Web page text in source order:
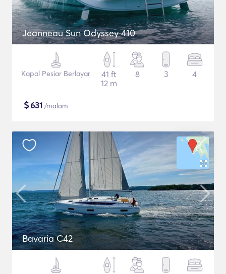
Jeanneau Sun Odyssey 410
Kapal Pesiar Berlayar
41 ft
12 m
8 3 4
$631 /malam
Bavaria C42